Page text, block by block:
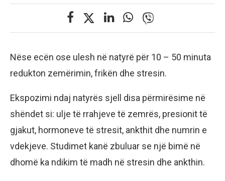
Nëse ecën ose ulesh në natyrë për 10 – 50 minuta
redukton zemërimin, frikën dhe stresin.
Ekspozimi ndaj natyrës sjell disa përmirësime në
shëndet si: ulje të rrahjeve të zemrës, presionit të
gjakut, hormoneve të stresit, ankthit dhe numrin e
vdekjeve. Studimet kanë zbuluar se një bimë në
dhomë ka ndikim të madh në stresin dhe ankthin.